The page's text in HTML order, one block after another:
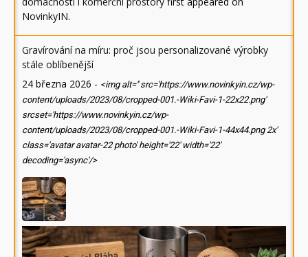
NovinkyIN.
Gravírování na míru: proč jsou personalizované výrobky
stále oblíbenější
24 března 2026 - <img alt='' src='https://www.novinkyin.cz/wp-
content/uploads/2023/08/cropped-001.-Wiki-Favi-1-22x22.png'
srcset='https://www.novinkyin.cz/wp-
content/uploads/2023/08/cropped-001.-Wiki-Favi-1-44x44.png 2x'
class='avatar avatar-22 photo' height='22' width='22'
decoding='async'/>